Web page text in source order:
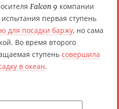
Falcon 9 компании
первая ступень
для посадки баржу, но сама
Во время второго
ступень совершила
в океан.